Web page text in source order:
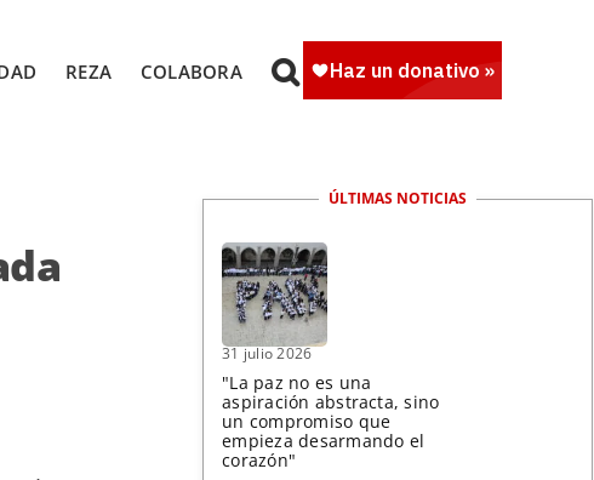
REZA COLABORA
ÚLTIMAS NOTICIAS
31 julio 2026
"La paz no es una
aspiración abstracta, sino
un compromiso que
empieza desarmando el
corazón"